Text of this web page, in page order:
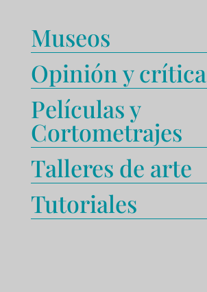
Museos
Opinión y crítica
Películas y
Cortometrajes
Talleres de arte
Tutoriales